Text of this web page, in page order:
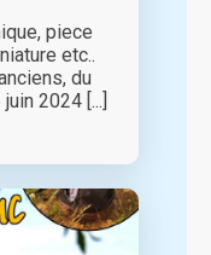
piece
etc..
du
2024 [...]